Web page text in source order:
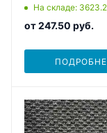
На складе:
от247.50 руб.